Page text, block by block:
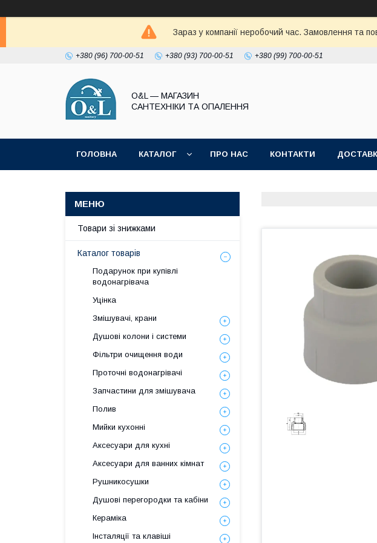
Зараз у компанії неробочий час. Замовлення та
+380 (96) 700-00-51 +380 (93) 700-00-51 +380 (99) 700-00-51
O&L — МАГАЗИН
САНТЕХНІКИ ТА ОПАЛЕННЯ
ГОЛОВНА КАТАЛОГ ПРО НАС КОНТАКТИ
Товари зі знижками
Каталог товарів
Подарунок при купівлі
водонагрівача
Уцінка
Змішувачі, крани
Душові колони і системи
Фільтри очищення води
Проточні водонагрівачі
Запчастини для змішувача
Полив
Мийки кухонні
Аксесуари для кухні
Аксесуари для ванних кімнат
Рушникосушки
Душові перегородки та кабіни
Кераміка
Інсталяції та клавіші